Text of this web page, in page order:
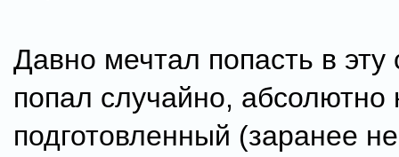
Давно мечтал попасть в эту
попал случайно, абсолютно
подготовленный (заранее